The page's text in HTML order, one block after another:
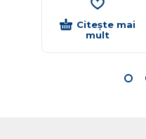
Citește mai
mult